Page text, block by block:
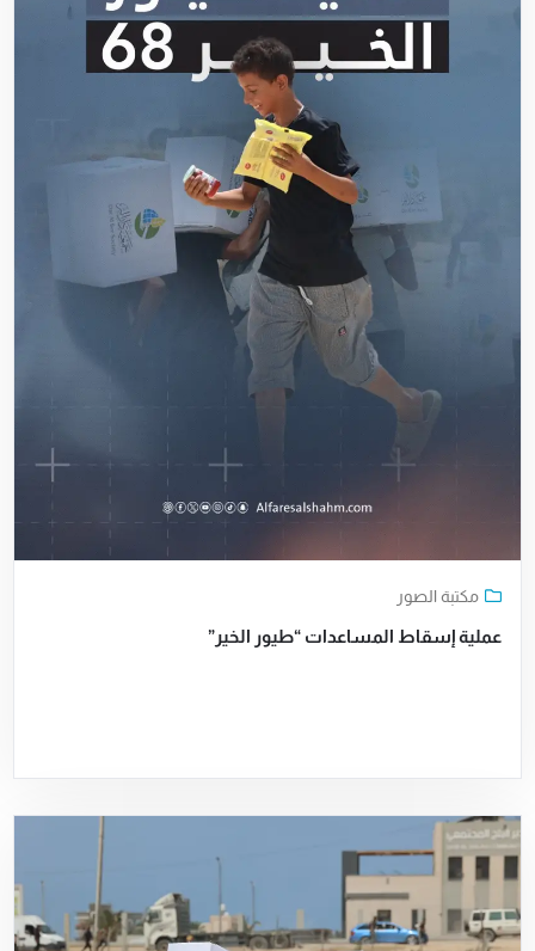
مكتبة الصور
عملية إسقاط المساعدات “طيور الخير”